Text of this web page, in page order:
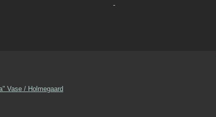
-
Vase / Holmegaard